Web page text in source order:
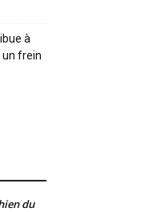
à
un frein
du